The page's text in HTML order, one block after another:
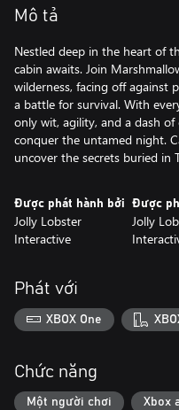
Mô tả
Nestled deep in the heart of
cabin awaits. Join
wilderness, facing off against
a battle for survival. With
only wit, agility, and a dash
conquer the untamed night.
uncover the secrets buried in
Được phát hành bởi
Jolly Lobster
Interactive
Được
Jolly
Phát với
XBOX One
Chức năng
Một người chơi Xbox